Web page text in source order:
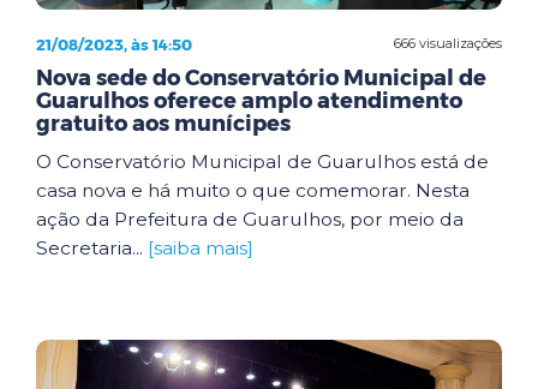
666 visualizações
21/08/2023, às 14:50
Nova sede do Conservatório Municipal de
Guarulhos oferece amplo atendimento
gratuito aos munícipes
O Conservatório Municipal de Guarulhos está de
casa nova e há muito o que comemorar. Nesta
ação da Prefeitura de Guarulhos, por meio da
Secretaria... [saiba mais]